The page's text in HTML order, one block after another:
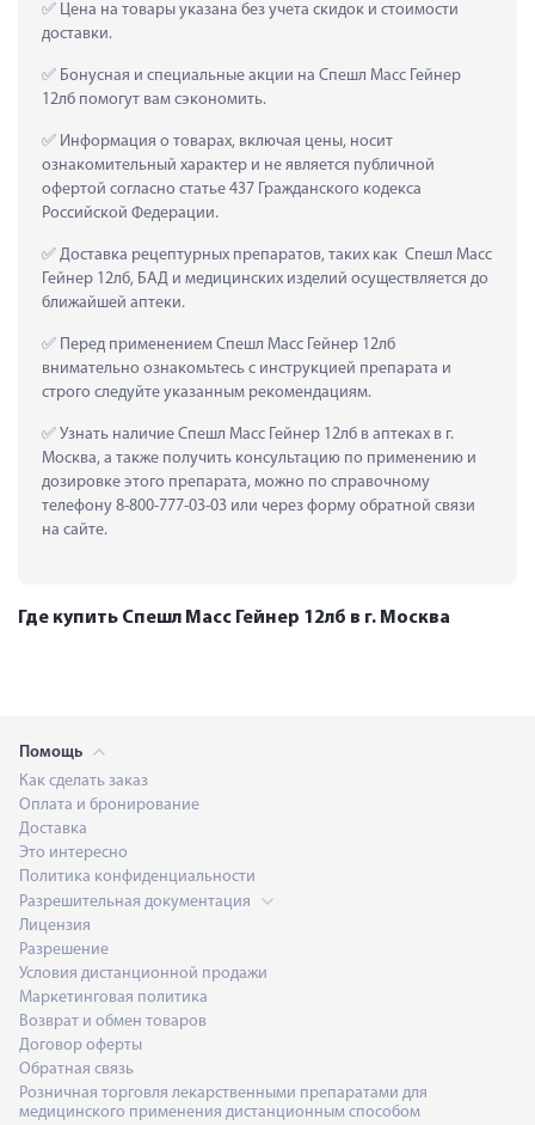
Цена на товары указана без учета скидок и стоимости
доставки.
Бонусная и специальные акции на Спешл Масс Гейнер
12лб помогут вам сэкономить.
Информация о товарах, включая цены, носит
ознакомительный характер и не является публичной
офертой согласно статье 437 Гражданского кодекса
Российской Федерации.
Доставка рецептурных препаратов, таких как  Спешл Масс
Гейнер 12лб, БАД и медицинских изделий осуществляется до
ближайшей аптеки.
Перед применением Спешл Масс Гейнер 12лб
внимательно ознакомьтесь с инструкцией препарата и
строго следуйте указанным рекомендациям.
Узнать наличие Спешл Масс Гейнер 12лб в аптеках в г.
Москва, а также получить консультацию по применению и
дозировке этого препарата, можно по справочному
телефону 8-800-777-03-03 или через форму обратной связи
на сайте.
Где купить Спешл Масс Гейнер 12лб в г. Москва
Помощь
Как сделать заказ
Оплата и бронирование
Доставка
Это интересно
Политика конфиденциальности
Разрешительная документация
Лицензия
Разрешение
Условия дистанционной продажи
Маркетинговая политика
Возврат и обмен товаров
Договор оферты
Обратная связь
Розничная торговля лекарственными препаратами для
медицинского применения дистанционным способом